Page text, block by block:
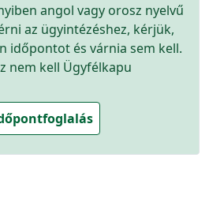
angol vagy orosz nyelvű
az ügyintézéshez, kérjük,
időpontot és várnia sem kell.
nem kell Ügyfélkapu